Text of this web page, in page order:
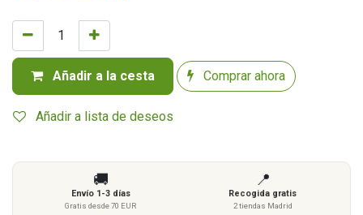
Añadir a la cesta Comprar ahora
Añadir a lista de deseos
🚚
Envío 1-3 días
Gratis desde 70 EUR
📍
Recogida gratis
2 tiendas Madrid